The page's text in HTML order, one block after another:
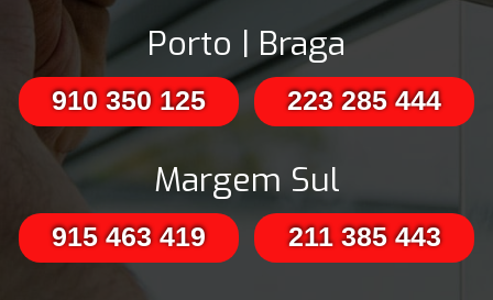
Porto | Braga
910 350 125 223 285 444
Margem Sul
915 463 419 211 385 443